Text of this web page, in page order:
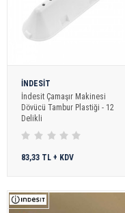
İNDESİT
İndesit Çamaşır Makinesi
Dövücü Tambur Plastiği - 12
Delikli
83,33 TL + KDV